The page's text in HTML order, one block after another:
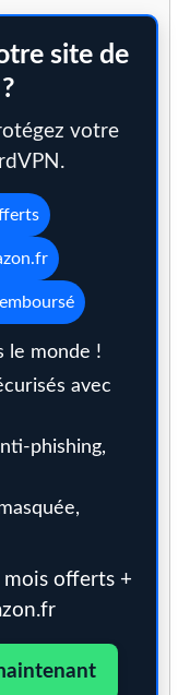
site de
votre
le monde !
avec
phishing,
mois offerts +